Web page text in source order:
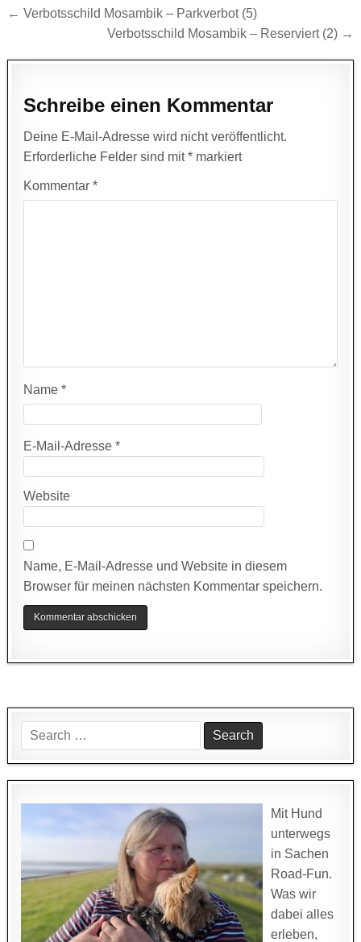
Beitragsnavigation
← Verbotsschild Mosambik – Parkverbot (5)
Verbotsschild Mosambik – Reserviert (2) →
Schreibe einen Kommentar
Deine E-Mail-Adresse wird nicht veröffentlicht.
Erforderliche Felder sind mit* markiert
Kommentar*
Name*
E-Mail-Adresse*
Website
Name, E-Mail-Adresse und Website in diesem
Browser für meinen nächsten Kommentar speichern.
Search
for:
Mit Hund
unterwegs
in Sachen
Road-Fun.
Was wir
dabei alles
erleben,